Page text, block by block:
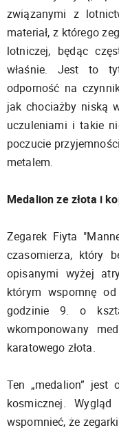
związanymi z
materiał, z którego
lotniczej, będąc
właśnie. Jest to
odporność na
jak chociażby niską
uczuleniami i takie
poczucie
metalem.
Medalion ze złota i
Zegarek Fiyta
czasomierza, który
opisanymi wyżej
którym wspomnę
godzinie 9. o
wkomponowany
karatowego złota.
Ten „medalion” jest
kosmicznej.
wspomnieć, że